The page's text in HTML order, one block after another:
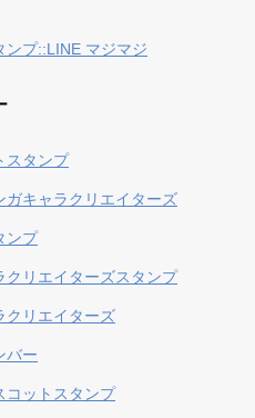
ンプ::LINE マジマジ
スタンプ
ガキャラクリエイターズ
ンプ
クリエイターズスタンプ
クリエイターズ
バー
コットスタンプ